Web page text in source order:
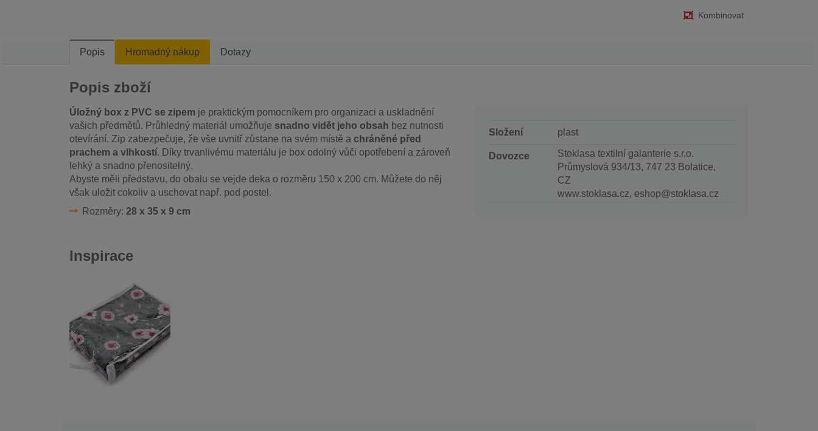
Kombinovat
Popis Hromadný nákup Dotazy
Popis zboží
Úložný box z PVC se zipem je praktickým pomocníkem pro organizaci a uskladnění
vašich předmětů. Průhledný materiál umožňuje snadno vidět jeho obsah bez nutnosti
otevírání. Zip zabezpečuje, že vše uvnitř zůstane na svém místě a chráněné před
prachem a vlhkostí. Díky trvanlivému materiálu je box odolný vůči opotřebení a zároveň
lehký a snadno přenositelný.
Abyste měli představu, do obalu se vejde deka o rozměru 150 x 200 cm. Můžete do něj
však uložit cokoliv a uschovat např. pod postel.
Rozměry: 28 x 35 x 9 cm
Složení plast
Dovozce
Stoklasa textilní galanterie s.r.o.
Průmyslová 934/13, 747 23 Bolatice,
CZ
www.stoklasa.cz, eshop@stoklasa.cz
Inspirace